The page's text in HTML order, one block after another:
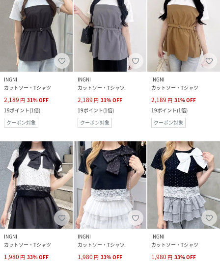
INGNI
カットソー・Tシャツ
2,189 円 31%OFF
19ポイント(1倍)
クーポン対象
INGNI
カットソー・Tシャツ
2,189 円 31%OFF
19ポイント(1倍)
クーポン対象
INGNI
カットソー・Tシャツ
2,189 円 31%OFF
19ポイント(1倍)
クーポン対象
INGNI
カットソー・Tシャツ
1,980 円 33%OFF
INGNI
カットソー・Tシャツ
1,980 円 33%OFF
INGNI
カットソー・Tシャツ
1,980 円 33%OFF